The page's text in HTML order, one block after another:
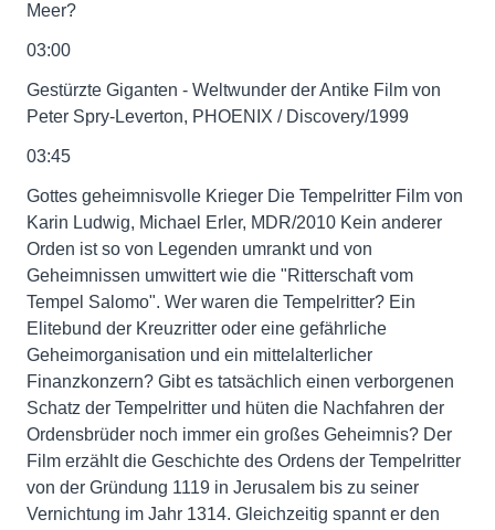
Meer?
03:00
Gestürzte Giganten - Weltwunder der Antike Film von
Peter Spry-Leverton, PHOENIX / Discovery/1999
03:45
Gottes geheimnisvolle Krieger Die Tempelritter Film von
Karin Ludwig, Michael Erler, MDR/2010 Kein anderer
Orden ist so von Legenden umrankt und von
Geheimnissen umwittert wie die "Ritterschaft vom
Tempel Salomo". Wer waren die Tempelritter? Ein
Elitebund der Kreuzritter oder eine gefährliche
Geheimorganisation und ein mittelalterlicher
Finanzkonzern? Gibt es tatsächlich einen verborgenen
Schatz der Tempelritter und hüten die Nachfahren der
Ordensbrüder noch immer ein großes Geheimnis? Der
Film erzählt die Geschichte des Ordens der Tempelritter
von der Gründung 1119 in Jerusalem bis zu seiner
Vernichtung im Jahr 1314. Gleichzeitig spannt er den